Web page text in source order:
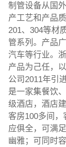
制管设备从国
产工艺和产品
201、304等材
管系列。产品
汽车等行业。
产品为己任，
公司2011年引
是一家集餐饮
级酒店，酒店
客房100多间
应俱全，可满
幽雅；可同时